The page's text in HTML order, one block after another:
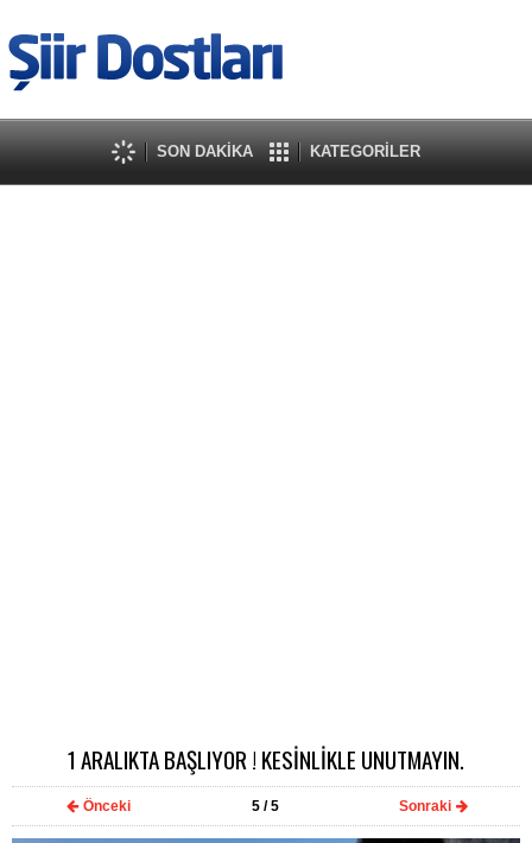
SON DAKİKA KATEGORİLER
1 ARALIKTA BAŞLIYOR ! KESİNLİKLE UNUTMAYIN.
Önceki 5 / 5 Sonraki